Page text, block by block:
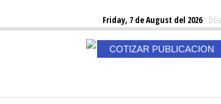
Friday, 7 de August del 2026
COTIZAR PUBLICACION